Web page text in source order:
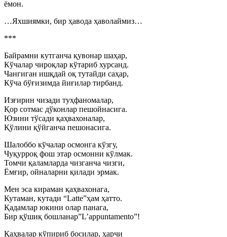
ёмон.
…Яхшиямки, бир ҳавода ҳаволаймиз…
***
Байрамни кутганча қувонар шаҳар,
Кўчалар чироқлар кўтариб хурсанд.
Чангиган ишқдай оқ тутайди саҳар,
Кўча бўғизимда йиғилар тирбанд.
Изғирин чизади туҳфаномалар,
Қор сотмас дўконлар пешойнасига.
Юзини тўсади қаҳвахоналар,
Қўлини қўйганча пешонасига.
Шалоббо кўчалар осмонга кўзгу,
Чуқурроқ фош этар осмонни кўлмак.
Томчи қаламларда чизганча чизги,
Ёмғир, ойналарни қилади эрмак.
Мен эса кираман қаҳвахонага,
Кутаман, кутади “Latte”ҳам ҳатто.
Қадамлар юкини олар панага,
Бир қўшиқ бошланар”L’appuntamento”!
Қаҳвалар кўпириб босилар, ҳарчи